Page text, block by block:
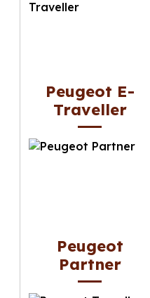
Peugeot E-
Traveller
Peugeot
Partner